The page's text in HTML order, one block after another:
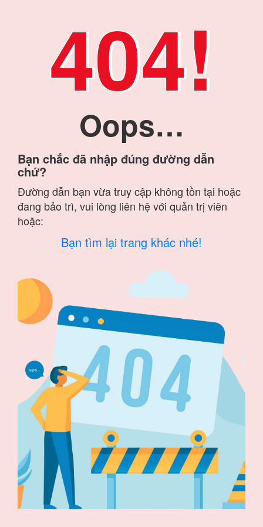
404!
Oops…
Bạn chắc đã nhập đúng đường dẫn
chứ?
Đường dẫn bạn vừa truy cập không tồn tại hoặc
đang bảo trì, vui lòng liên hệ với quản trị viên
hoặc:
Bạn tìm lại trang khác nhé!